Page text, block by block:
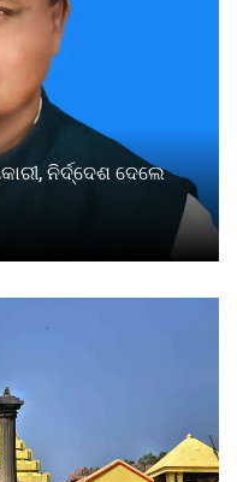
ନିର୍ଦ୍ଦେଶ ଦେଲେ